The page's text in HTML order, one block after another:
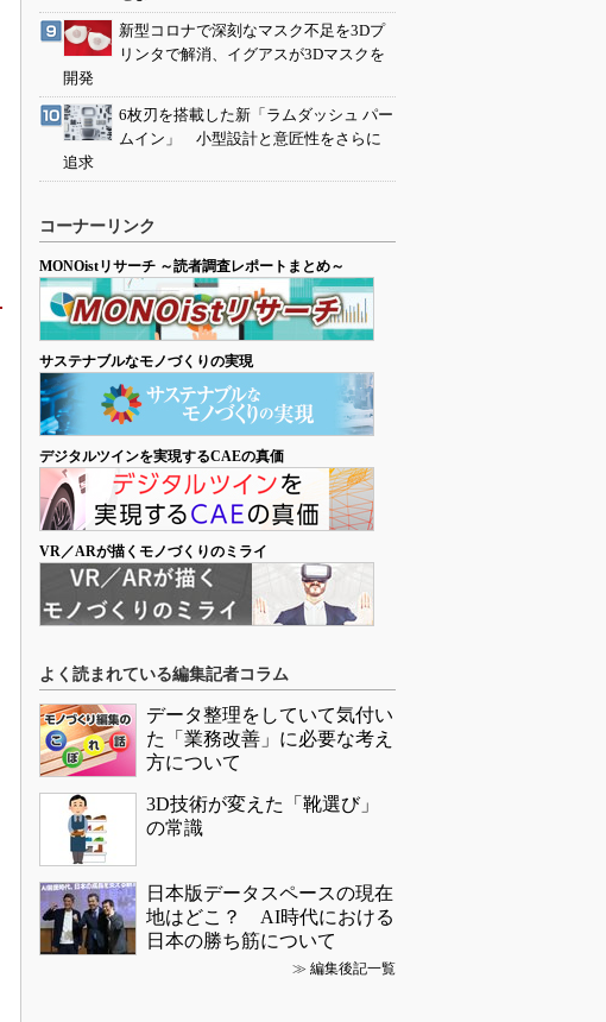
新型コロナで深刻なマスク不足を3Dプ
リンタで解消、イグアスが3Dマスクを
開発
6枚刃を搭載した新「ラムダッシュ パー
ムイン」 小型設計と意匠性をさらに
追求
コーナーリンク
MONOistリサーチ ～読者調査レポートまとめ～
サステナブルなモノづくりの実現
デジタルツインを実現するCAEの真価
VR／ARが描くモノづくりのミライ
よく読まれている編集記者コラム
データ整理をしていて気付い
た「業務改善」に必要な考え
方について
3D技術が変えた「靴選び」
の常識
日本版データスペースの現在
地はどこ？ AI時代における
日本の勝ち筋について
≫ 編集後記一覧